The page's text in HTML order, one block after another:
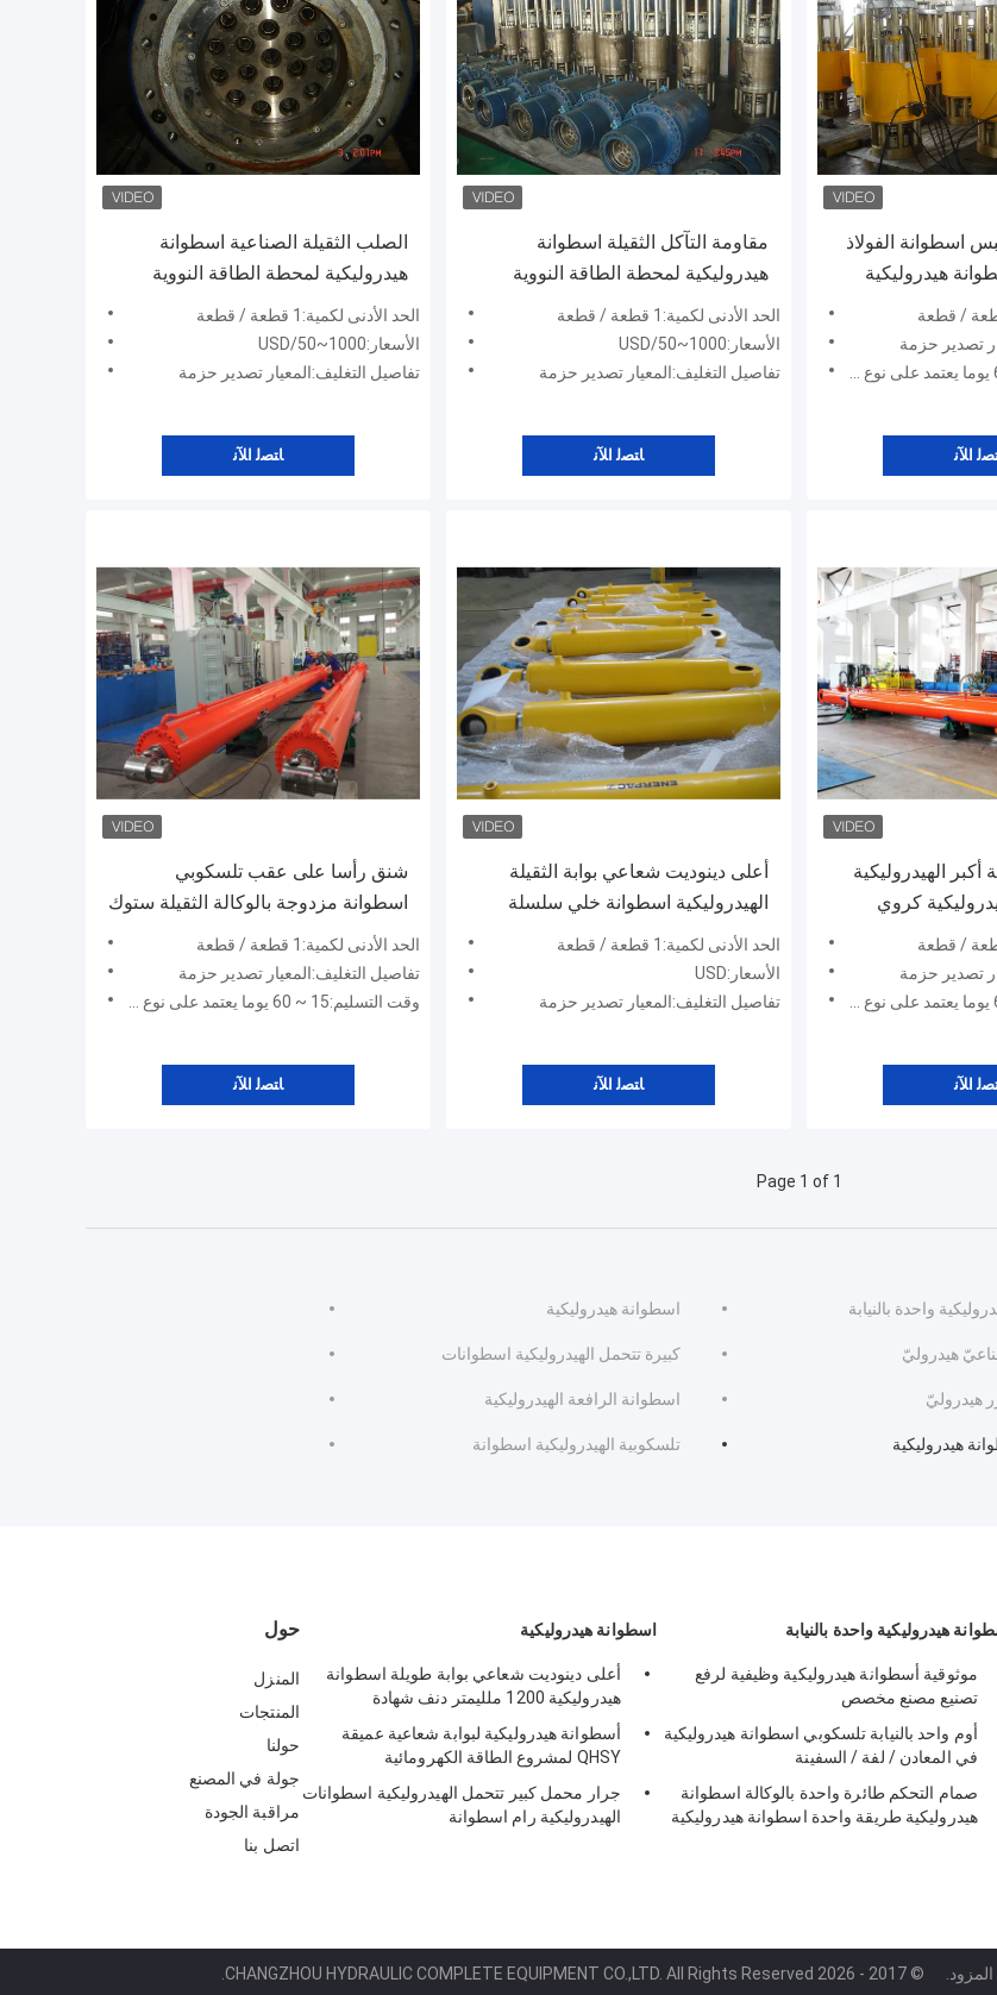
الصلب الثقيلة الصناعية اسطوانة
هيدروليكية لمحطة الطاقة النووية
الحد الأدنى لكمية:1 قطعة / قطعة
الأسعار:USD/50~1000
تفاصيل التغليف:المعيار تصدير حزمة
ﺎﺘﺼﻟ ﺍﻶﻧ
مقاومة التآكل الثقيلة اسطوانة
هيدروليكية لمحطة الطاقة النووية
الحد الأدنى لكمية:1 قطعة / قطعة
الأسعار:USD/50~1000
تفاصيل التغليف:المعيار تصدير حزمة
ﺎﺘﺼﻟ ﺍﻶﻧ
اسطوانة الفولاذ
هيدروليكية
تصدير حزمة
ﺍﻶﻧ
شنق رأسا على عقب تلسكوبي
اسطوانة مزدوجة بالوكالة الثقيلة ستوك
الحد الأدنى لكمية:1 قطعة / قطعة
تفاصيل التغليف:المعيار تصدير حزمة
وقت التسليم:15 ~ 60 يوما يعتمد على نوع المنتجات
ﺎﺘﺼﻟ ﺍﻶﻧ
أعلى دينوديت شعاعي بوابة الثقيلة
الهيدروليكية اسطوانة خلي سلسلة
1200 ملليمتر
الحد الأدنى لكمية:1 قطعة / قطعة
الأسعار:USD
تفاصيل التغليف:المعيار تصدير حزمة
ﺎﺘﺼﻟ ﺍﻶﻧ
أكبر الهيدروليكية
كروي
تصدير حزمة
ﺍﻶﻧ
Page 1 of 1
اسطوانة هيدروليكية واحدة بالنيابة
كبيرة تتحمل الهيدروليكية اسطوانات هيدروليّ
اسطوانة الرافعة الهيدروليكية هيدروليّ
تلسكوبية الهيدروليكية اسطوانة هيدروليكية
حول
المنزل
المنتجات
حولنا
جولة في المصنع
مراقبة الجودة
اتصل بنا
اسطوانة هيدروليكية
أعلى دينوديت شعاعي بوابة طويلة اسطوانة
هيدروليكية 1200 ملليمتر دنف شهادة
أسطوانة هيدروليكية لبوابة شعاعية عميقة
QHSY لمشروع الطاقة الكهرومائية
جرار محمل كبير تتحمل الهيدروليكية اسطوانات
الهيدروليكية رام اسطوانة
هيدروليكية واحدة بالنيابة
موثوقية أسطوانة هيدروليكية وظيفية لرفع
تصنيع مصنع مخصص
أوم واحد بالنيابة تلسكوبي اسطوانة هيدروليكية
في المعادن / لفة / السفينة
صمام التحكم طائرة واحدة بالوكالة اسطوانة
هيدروليكية طريقة واحدة اسطوانة هيدروليكية
© 2017 - 2026 CHANGZHOU HYDRAULIC COMPLETE EQUIPMENT CO.,LTD. All Rights Reserved.